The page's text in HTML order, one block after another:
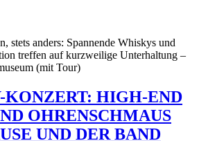
stets anders: Spannende Whiskys und
treffen auf kurzweilige Unterhaltung –
(mit Tour)
KONZERT: HIGH-END
OHRENSCHMAUS
UND DER BAND